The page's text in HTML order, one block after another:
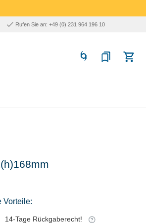
Rufen Sie an: +49 (0) 231 964 196 10
Vorteile:
14-Tage Rückgaberecht!